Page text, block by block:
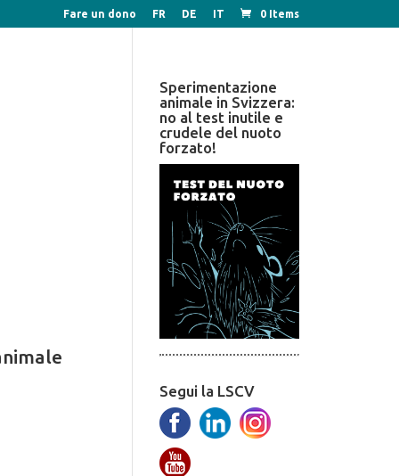
Fare un dono FR DE IT 0 Items
Sperimentazione
animale in Svizzera:
no al test inutile e
crudele del nuoto
forzato!
Segui la LSCV